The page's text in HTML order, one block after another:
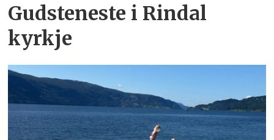
Gudsteneste i Rindal
kyrkje